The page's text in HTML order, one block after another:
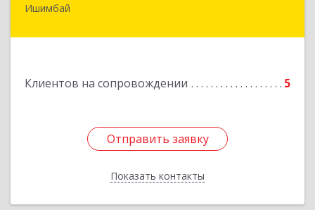
Ишимбай
Клиентов на сопровождении 5
Отправить заявку
Показать контакты
453215, Башкортостан Респ, Ишимбайский р-н,
Отправить заявку
Назад